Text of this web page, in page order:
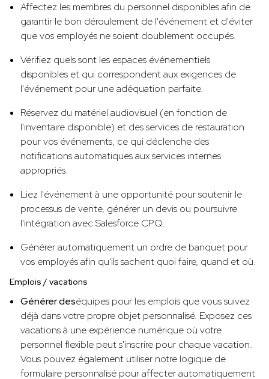
Affectez les membres du personnel disponibles afin de
garantir le bon déroulement de l'événement et d'éviter
que vos employés ne soient doublement occupés.
Vérifiez quels sont les espaces événementiels
disponibles et qui correspondent aux exigences de
l'événement pour une adéquation parfaite.
Réservez du matériel audiovisuel (en fonction de
l'inventaire disponible) et des services de restauration
pour vos événements, ce qui déclenche des
notifications automatiques aux services internes
appropriés.
Liez l'événement à une opportunité pour soutenir le
processus de vente, générer un devis ou poursuivre
l'intégration avec Salesforce CPQ.
Générer automatiquement un ordre de banquet pour
vos employés afin qu'ils sachent quoi faire, quand et où.
Emplois / vacations
‍Générer deséquipes pour les emplois que vous suivez
déjà dans votre propre objet personnalisé. Exposez ces
vacations à une expérience numérique où votre
personnel flexible peut s'inscrire pour chaque vacation.
Vous pouvez également utiliser notre logique de
formulaire personnalisé pour affecter automatiquement